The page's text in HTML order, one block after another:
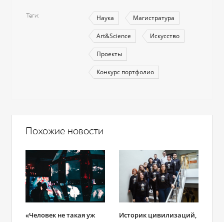
Теги Наука Магистратура
Art&Science Искусство
Проекты
Конкурс портфолио
Похожие новости
«Человек не такая уж
Историк цивилизаций,